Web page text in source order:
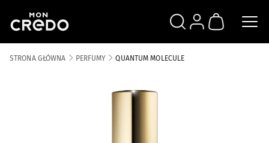
SZUKAJZALOGUJ SIĘ
KOSZYK
STRONA GŁÓWNA PERFUMY QUANTUM MOLECULE